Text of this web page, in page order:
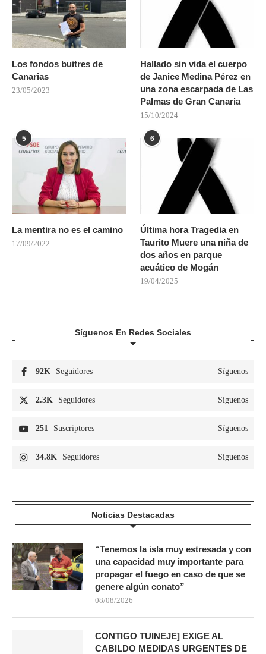
Los fondos buitres de
Canarias
23/05/2023
Hallado sin vida el cuerpo
de Janice Medina Pérez en
una zona escarpada de Las
Palmas de Gran Canaria
15/10/2024
5
La mentira no es el camino
17/09/2022
6
Última hora Tragedia en
Taurito Muere una niña de
dos años en parque
acuático de Mogán
19/04/2025
Síguenos En Redes Sociales
92K Seguidores Síguenos
2.3K Seguidores Síguenos
251 Suscriptores Síguenos
34.8K Seguidores Síguenos
Noticias Destacadas
“Tenemos la isla muy estresada y con
una capacidad muy importante para
propagar el fuego en caso de que se
genere algún conato”
08/08/2026
CONTIGO TUINEJE] EXIGE AL
CABILDO MEDIDAS URGENTES DE